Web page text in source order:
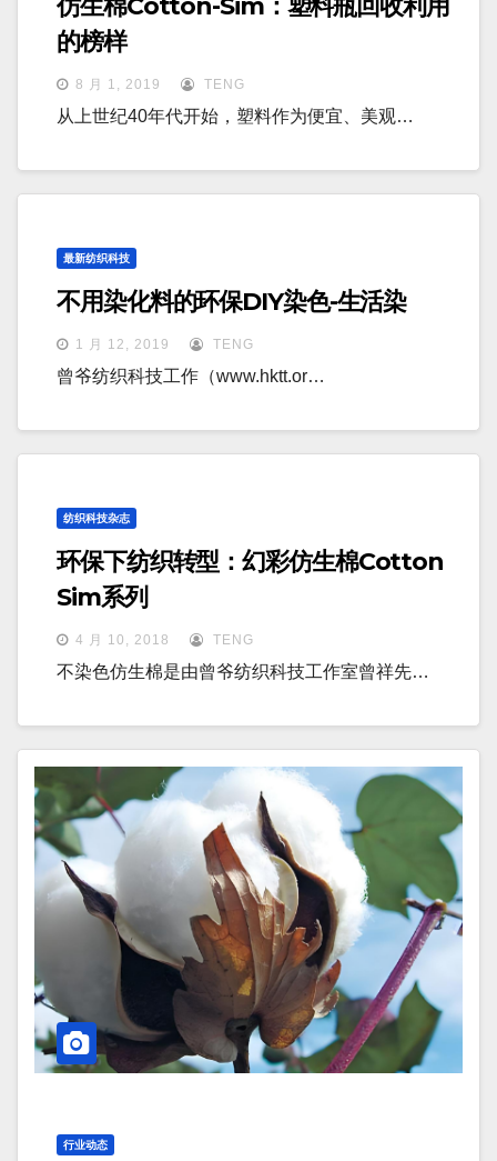
仿生棉Cotton-Sim：塑料瓶回收利用
的榜样
8 月 1, 2019 TENG
从上世纪40年代开始，塑料作为便宜、美观…
最新纺织科技
不用染化料的环保DIY染色-生活染
1 月 12, 2019 TENG
曾爷纺织科技工作（www.hktt.or…
纺织科技杂志
环保下纺织转型：幻彩仿生棉Cotton
Sim系列
4 月 10, 2018 TENG
不染色仿生棉是由曾爷纺织科技工作室曾祥先…
行业动态